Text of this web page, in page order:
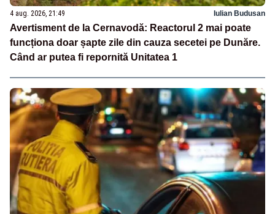
4 aug. 2026, 21:49 Iulian Budusan
Avertisment de la Cernavodă: Reactorul 2 mai poate
funcționa doar șapte zile din cauza secetei pe Dunăre.
Când ar putea fi repornită Unitatea 1